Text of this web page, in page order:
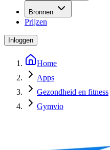
Bronnen
Prijzen
Inloggen
Home
Apps
Gezondheid en fitness
Gymvio